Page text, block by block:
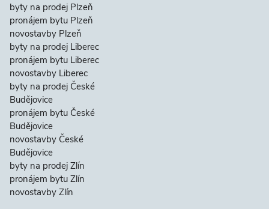
byty na prodej Plzeň
pronájem bytu Plzeň
novostavby Plzeň
byty na prodej Liberec
pronájem bytu Liberec
novostavby Liberec
byty na prodej České
Budějovice
pronájem bytu České
Budějovice
novostavby České
Budějovice
byty na prodej Zlín
pronájem bytu Zlín
novostavby Zlín